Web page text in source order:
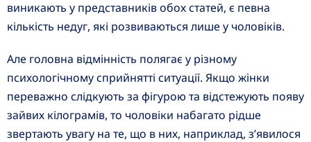
виникають у представників обох статей, є певна
кількість недуг, які розвиваються лише у чоловіків.
Але головна відмінність полягає у різному
психологічному сприйнятті ситуації. Якщо жінки
переважно слідкують за фігурою та відстежують появу
зайвих кілограмів, то чоловіки набагато рідше
звертають увагу на те, що в них, наприклад, з’явилося